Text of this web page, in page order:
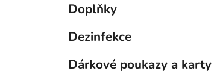
Doplňky
Dezinfekce
Dárkové poukazy a karty